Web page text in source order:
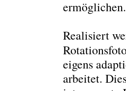
ermöglichen.
Realisiert
eigens
arbeitet.